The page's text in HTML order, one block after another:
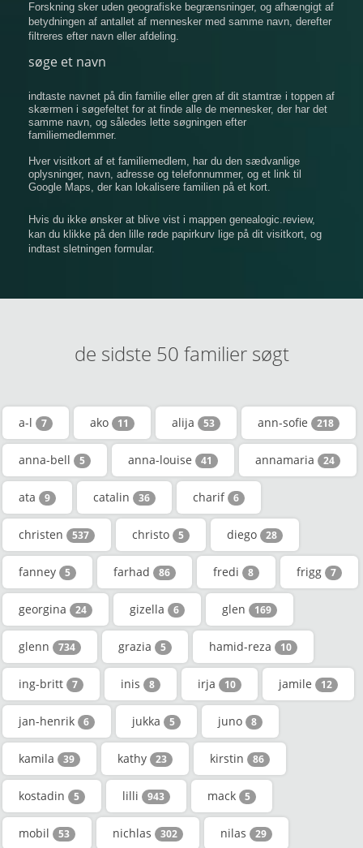
Forskning sker uden geografiske begrænsninger, og afhængigt af
betydningen af ​​antallet af mennesker med samme navn, derefter
filtreres efter navn eller afdeling.
søge et navn
indtaste navnet på din familie eller gren af ​​dit stamtræ i toppen af
​​skærmen i søgefeltet for at finde alle de mennesker, der har det
samme navn, og således lette søgningen efter
familiemedlemmer.
Hver visitkort af et familiemedlem, har du den sædvanlige
oplysninger, navn, adresse og telefonnummer, og et link til
Google Maps, der kan lokalisere familien på et kort.
Hvis du ikke ønsker at blive vist i mappen genealogic.review,
kan du klikke på den lille røde papirkurv lige på dit visitkort, og
indtast sletningen formular.
de sidste 50 familier søgt
a-l 7 ako 11 alija 53 ann-sofie 218
anna-bell 5 anna-louise 41 annamaria 24
ata 9 catalin 36 charif 6
christen 537 christo 5 diego 28
fanney 5 farhad 86 fredi 8 frigg 7
georgina 24 gizella 6 glen 169
glenn 734 grazia 5 hamid-reza 10
ing-britt 7 inis 8 irja 10 jamile 12
jan-henrik 6 jukka 5 juno 8
kamila 39 kathy 23 kirstin 86
kostadin 5 lilli 943 mack 5
mobil 53 nichlas 302 nilas 29